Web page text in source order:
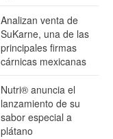
Analizan venta de
SuKarne, una de las
principales firmas
cárnicas mexicanas
Nutri® anuncia el
lanzamiento de su
sabor especial a
plátano